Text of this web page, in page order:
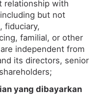
relationship with
but not
fiduciary,
familial, or other
independent from
its directors, senior
yang dibayarkan